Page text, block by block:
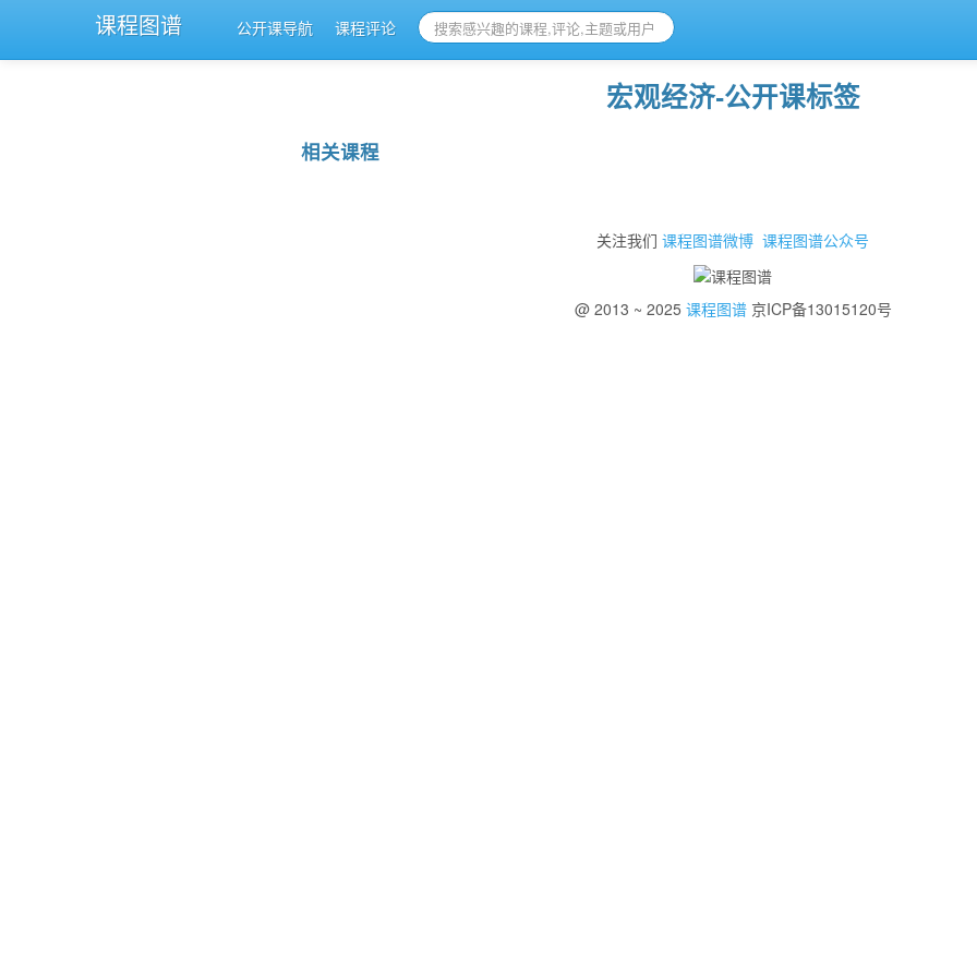
课程图谱 公开课导航 课程评论
宏观经济-公开课标签
相关课程
关注我们 课程图谱微博 课程图谱公众号
@ 2013 ~ 2025 课程图谱京ICP备13015120号